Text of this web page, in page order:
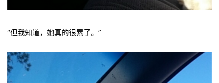
“但我知道，她真的很累了。”